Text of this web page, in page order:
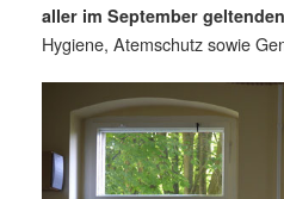
aller im September
Hygiene, Atemschutz sowie